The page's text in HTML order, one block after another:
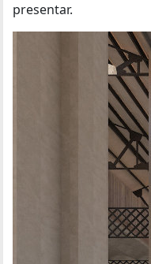
presentar.